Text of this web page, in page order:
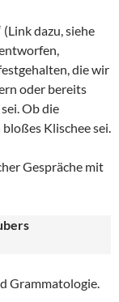
(Link dazu, siehe
die wir
oder bereits
Ob die
Klischee sei.
Gespräche mit
Grammatologie.